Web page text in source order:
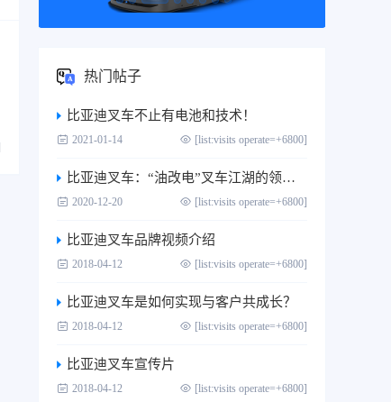
热门帖子
比亚迪叉车不止有电池和技术！
2021-01-14 [list:visits operate=+6800]
比亚迪叉车：“油改电”叉车江湖的领跑者
2020-12-20 [list:visits operate=+6800]
比亚迪叉车品牌视频介绍
2018-04-12 [list:visits operate=+6800]
比亚迪叉车是如何实现与客户共成长？
2018-04-12 [list:visits operate=+6800]
比亚迪叉车宣传片
2018-04-12 [list:visits operate=+6800]